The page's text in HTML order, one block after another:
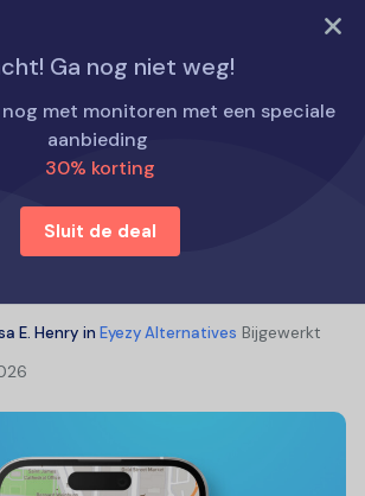
PROBEER NU
Ga nog niet weg!
met monitoren met een speciale
aanbieding
30% korting
Sluit de deal
werkt GeoFinder echt?
beoordelingen:
echt?
E. Henry in Eyezy Alternatives Bijgewerkt